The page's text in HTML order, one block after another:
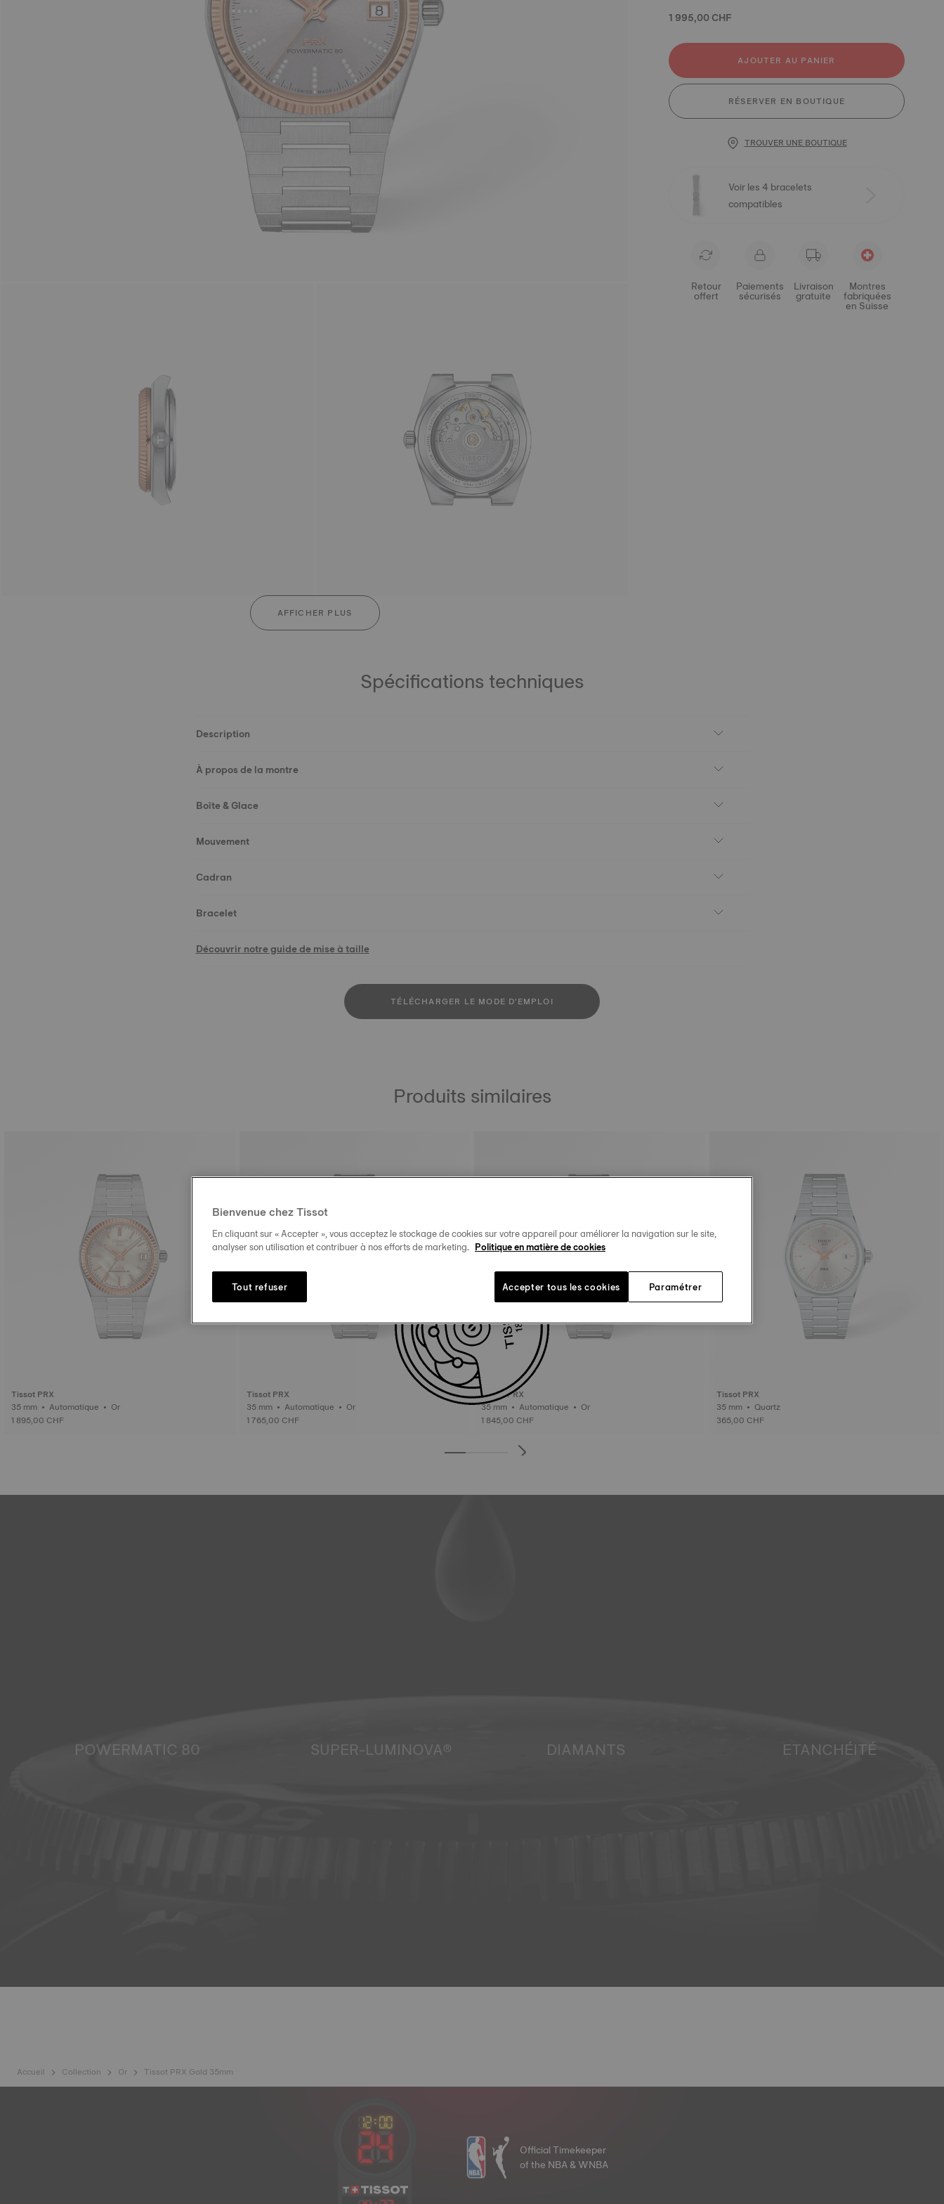
AFFICHER PLUS
1 995,00 CHF
AJOUTER AU PANIER
RÉSERVER EN BOUTIQUE
TROUVER UNE BOUTIQUE
Voir les 4 bracelets
compatibles
Retour
offert
Paiements
sécurisés
Livraison
gratuite
Montres
fabriquées
en Suisse
Spécifications techniques
Description
À propos de la montre
Boîte & Glace
Mouvement
Cadran
Bracelet
Découvrir notre guide de mise à taille
TÉLÉCHARGER LE MODE D'EMPLOI
Produits similaires
Tissot PRX
35 mm • Automatique • Or
1 895,00 CHF
Tissot PRX
35 mm • Automatique • Or
1 765,00 CHF
Tissot PRX
35 mm • Automatique • Or
1 845,00 CHF
Tissot PRX
35 mm • Quartz
365,00 CHF
POWERMATIC 80 SUPER-LUMINOVA® DIAMANTS ETANCHÉITÉ
Accueil Collection Or Tissot PRX Gold 35mm
Official Timekeeper
of the NBA & WNBA
Bienvenue chez Tissot
En cliquant sur « Accepter », vous acceptez le stockage de cookies sur votre appareil pour améliorer la navigation sur le site,
analyser son utilisation et contribuer à nos efforts de marketing. Politique en matière de cookies
Paramétrer
Tout refuser Accepter tous les cookies